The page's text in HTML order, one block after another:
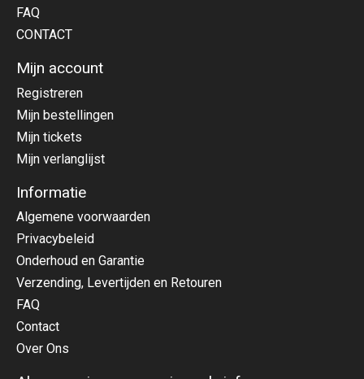
FAQ
CONTACT
Mijn account
Registreren
Mijn bestellingen
Mijn tickets
Mijn verlanglijst
Informatie
Algemene voorwaarden
Privacybeleid
Onderhoud en Garantie
Verzending, Levertijden en Retouren
FAQ
Contact
Over Ons